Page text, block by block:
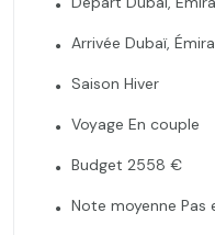
Arrivée Dubaï,
Saison Hiver
Voyage En couple
Budget 2558 €
Note moyenne